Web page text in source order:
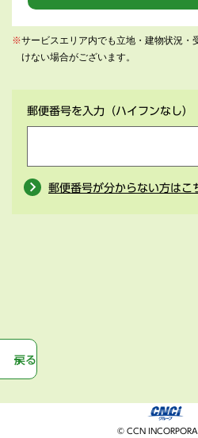
※サービスエリア内でも立地・建物状況・
けない場合がございます。
郵便番号を入力 （ハイフンなし）
郵便番号が分からない方はこ
戻る
© CCN